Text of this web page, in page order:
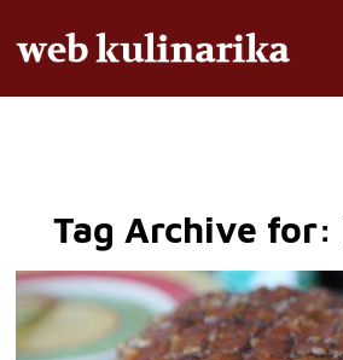
Tag Archive for: